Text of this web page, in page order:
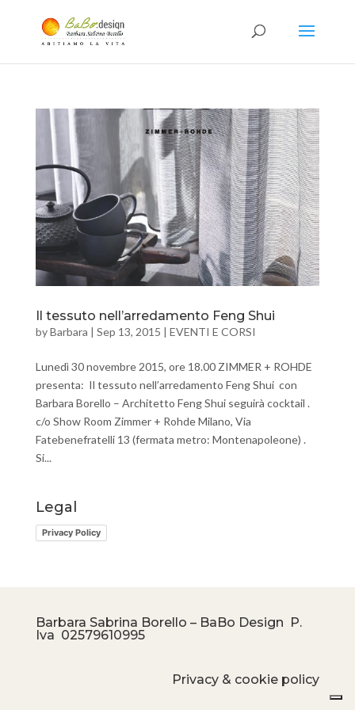
Il tessuto nell’arredamento Feng Shui
byBarbara | Sep 13, 2015 | EVENTI E CORSI
Lunedì 30 novembre 2015, ore 18.00 ZIMMER + ROHDE
presenta: Il tessuto nell’arredamento Feng Shui con
Barbara Borello – Architetto Feng Shui seguirà cocktail .
c/o Show Room Zimmer + Rohde Milano, Via
Fatebenefratelli 13 (fermata metro: Montenapoleone) .
Si...
Legal
Privacy Policy
Barbara Sabrina Borello – BaBo Design P.
Iva 02579610995
Privacy & cookie policy